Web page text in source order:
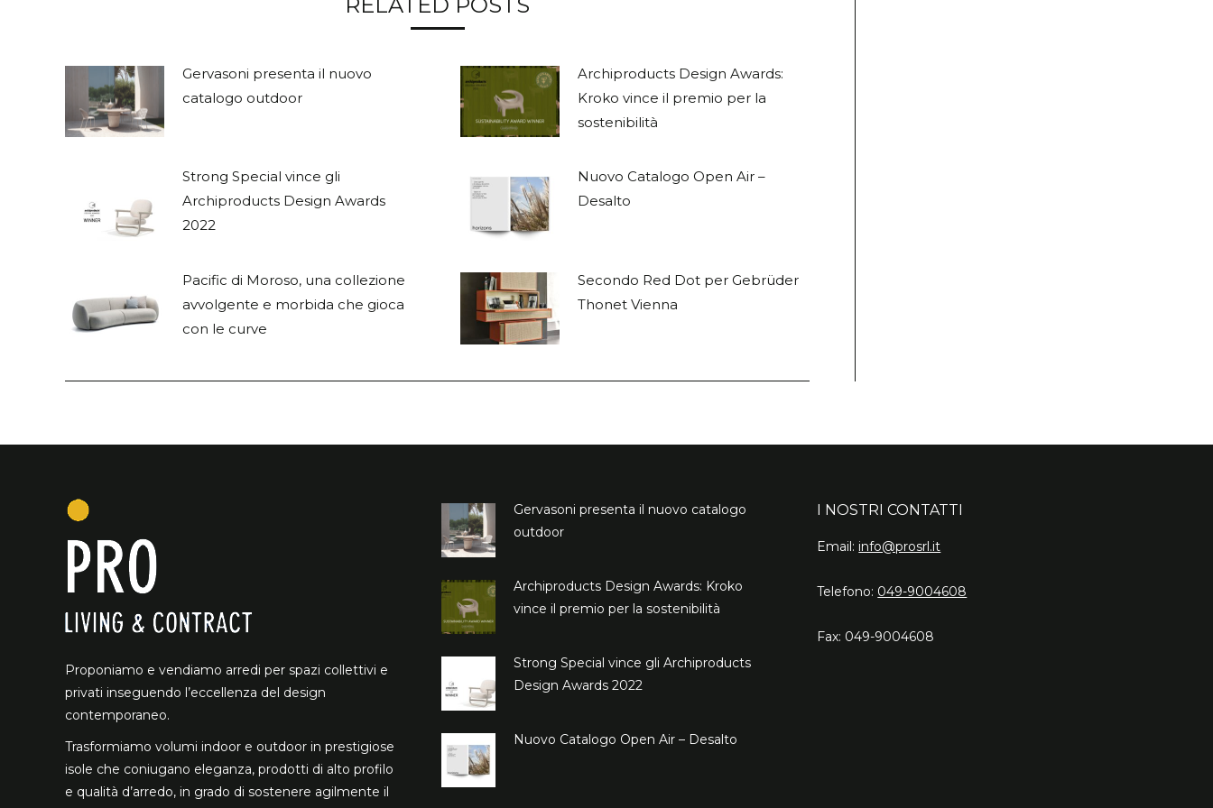
Gervasoni presenta il nuovo
catalogo outdoor
Archiproducts Design Awards:
Kroko vince il premio per la
sostenibilità
Strong Special vince gli
Archiproducts Design Awards
2022
Nuovo Catalogo Open Air –
Desalto
Pacific di Moroso, una collezione
avvolgente e morbida che gioca
con le curve
Secondo Red Dot per Gebrüder
Thonet Vienna
Proponiamo e vendiamo arredi per spazi collettivi e
privati inseguendo l’eccellenza del design
contemporaneo.
Trasformiamo volumi indoor e outdoor in prestigiose
isole che coniugano eleganza, prodotti di alto profilo
e qualità d’arredo, in grado di sostenere agilmente il
Gervasoni presenta il nuovo catalogo
outdoor
Archiproducts Design Awards: Kroko
vince il premio per la sostenibilità
Strong Special vince gli Archiproducts
Design Awards 2022
Nuovo Catalogo Open Air – Desalto
I NOSTRI CONTATTI
Email: info@prosrl.it
Telefono: 049-9004608
Fax: 049-9004608